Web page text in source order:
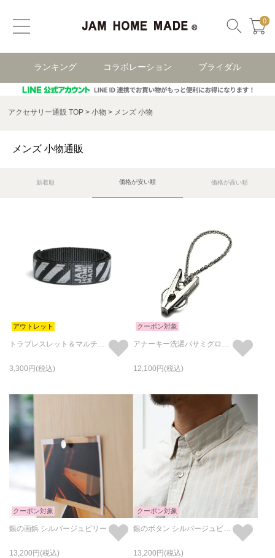
0
ランキング コラボレーション ブライダル
アクセサリー通販 TOP 小物 メンズ 小物
メンズ 小物通販
価格が安い順 価格が高い順
新着順
アウトレット
トラブレスレット＆マルチバンド
3,300
クーポン対象
アナーキー洗濯バサミグローブホルダー-メタル(真鍮)/キーホルダー・キーチェーン
12,100
クーポン対象
銀の画鋲 シルバージュビリー
13,200
クーポン対象
銀のボタン シルバージュビリー
13,200